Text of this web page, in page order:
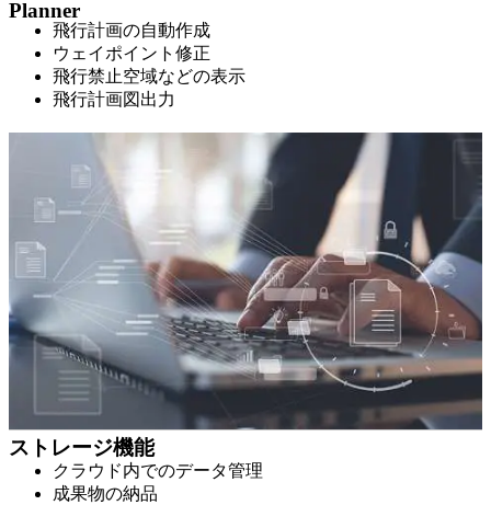
Planner
飛行計画の自動作成
ウェイポイント修正
飛行禁止空域などの表示
飛行計画図出力
ストレージ機能
クラウド内でのデータ管理
成果物の納品